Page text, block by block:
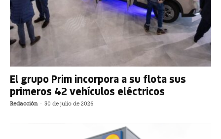
El grupo Prim incorpora a su flota sus
primeros 42 vehículos eléctricos
Redacción - 30 de julio de 2026